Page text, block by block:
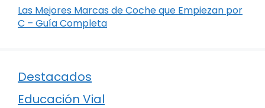
Las Mejores Marcas de Coche que Empiezan por
C – Guía Completa
Destacados
Educación Vial